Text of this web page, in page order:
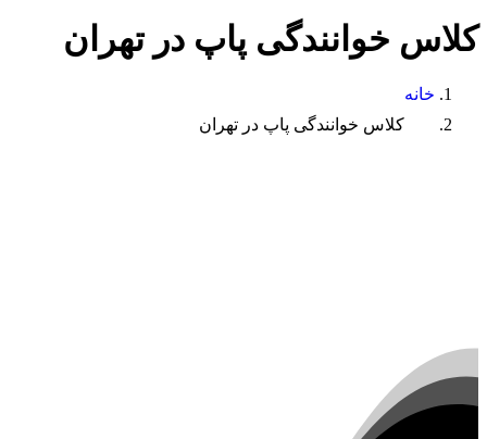
کلاس خوانندگی پاپ درتهران
خانه
کلاس خوانندگی پاپ در تهران